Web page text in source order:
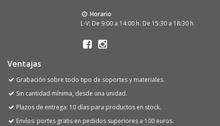
Horario
L-V: De 9:00 a 14:00 h. De 15:30 a 18:30 h.
Ventajas
Grabación sobre todo tipo de soportes y materiales.
Sin cantidad mínima, desde una unidad.
Plazos de entrega: 10 días para productos en stock.
Envíos: portes gratis en pedidos superiores a 100 euros.